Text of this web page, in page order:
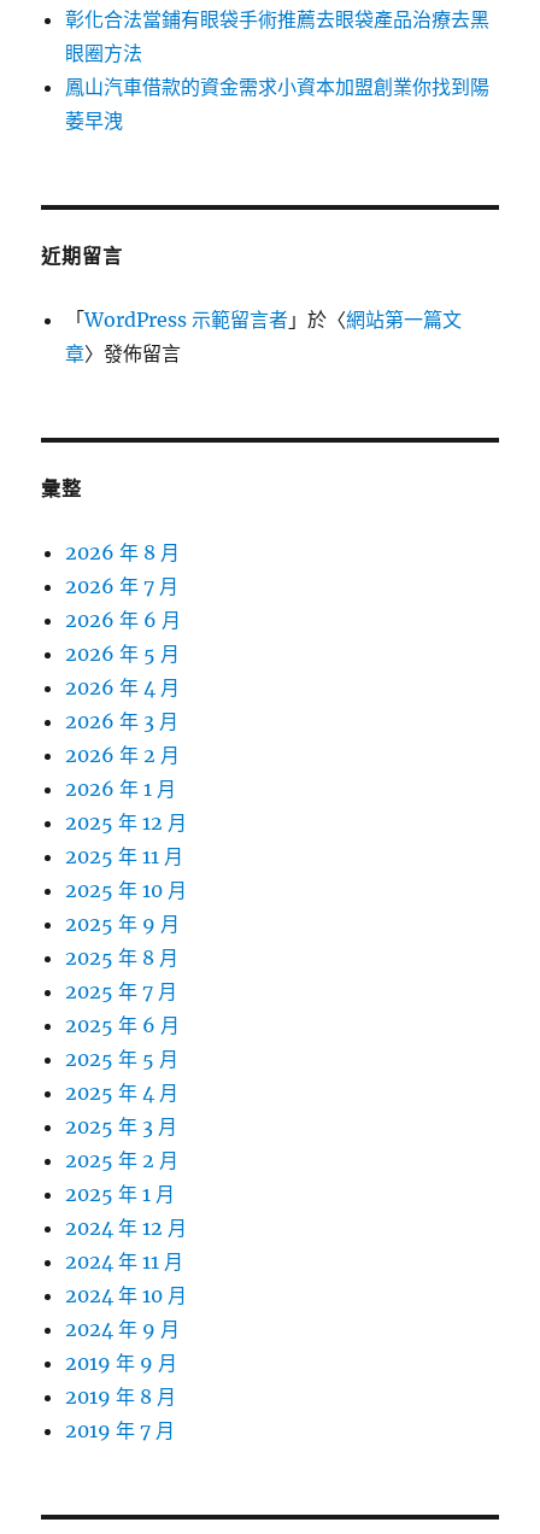
彰化合法當鋪有眼袋手術推薦去眼袋產品治療去黑
眼圈方法
鳳山汽車借款的資金需求小資本加盟創業你找到陽
萎早洩
近期留言
「WordPress 示範留言者 」於〈網站第一篇文
章〉發佈留言
彙整
2026 年 8 月
2026 年 7 月
2026 年 6 月
2026 年 5 月
2026 年 4 月
2026 年 3 月
2026 年 2 月
2026 年 1 月
2025 年 12 月
2025 年 11 月
2025 年 10 月
2025 年 9 月
2025 年 8 月
2025 年 7 月
2025 年 6 月
2025 年 5 月
2025 年 4 月
2025 年 3 月
2025 年 2 月
2025 年 1 月
2024 年 12 月
2024 年 11 月
2024 年 10 月
2024 年 9 月
2019 年 9 月
2019 年 8 月
2019 年 7 月